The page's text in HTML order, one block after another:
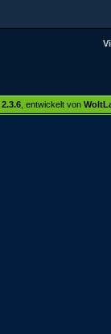
, entwickelt von